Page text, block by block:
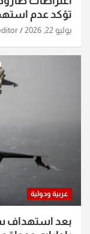
تؤكد عدم
يوليو 22, 2026
عربية ودولية
بعد استهداف